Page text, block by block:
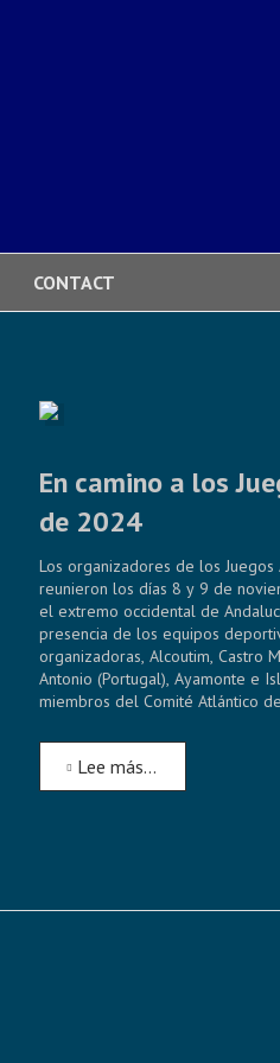
CONTACT
En camino a los
de 2024
Los organizadores de los
reunieron los días 8 y 9 de
el extremo occidental de
presencia de los equipos
organizadoras, Alcoutim, Castro
Antonio (Portugal), Ayamonte e
miembros del Comité Atlántico
Lee más…